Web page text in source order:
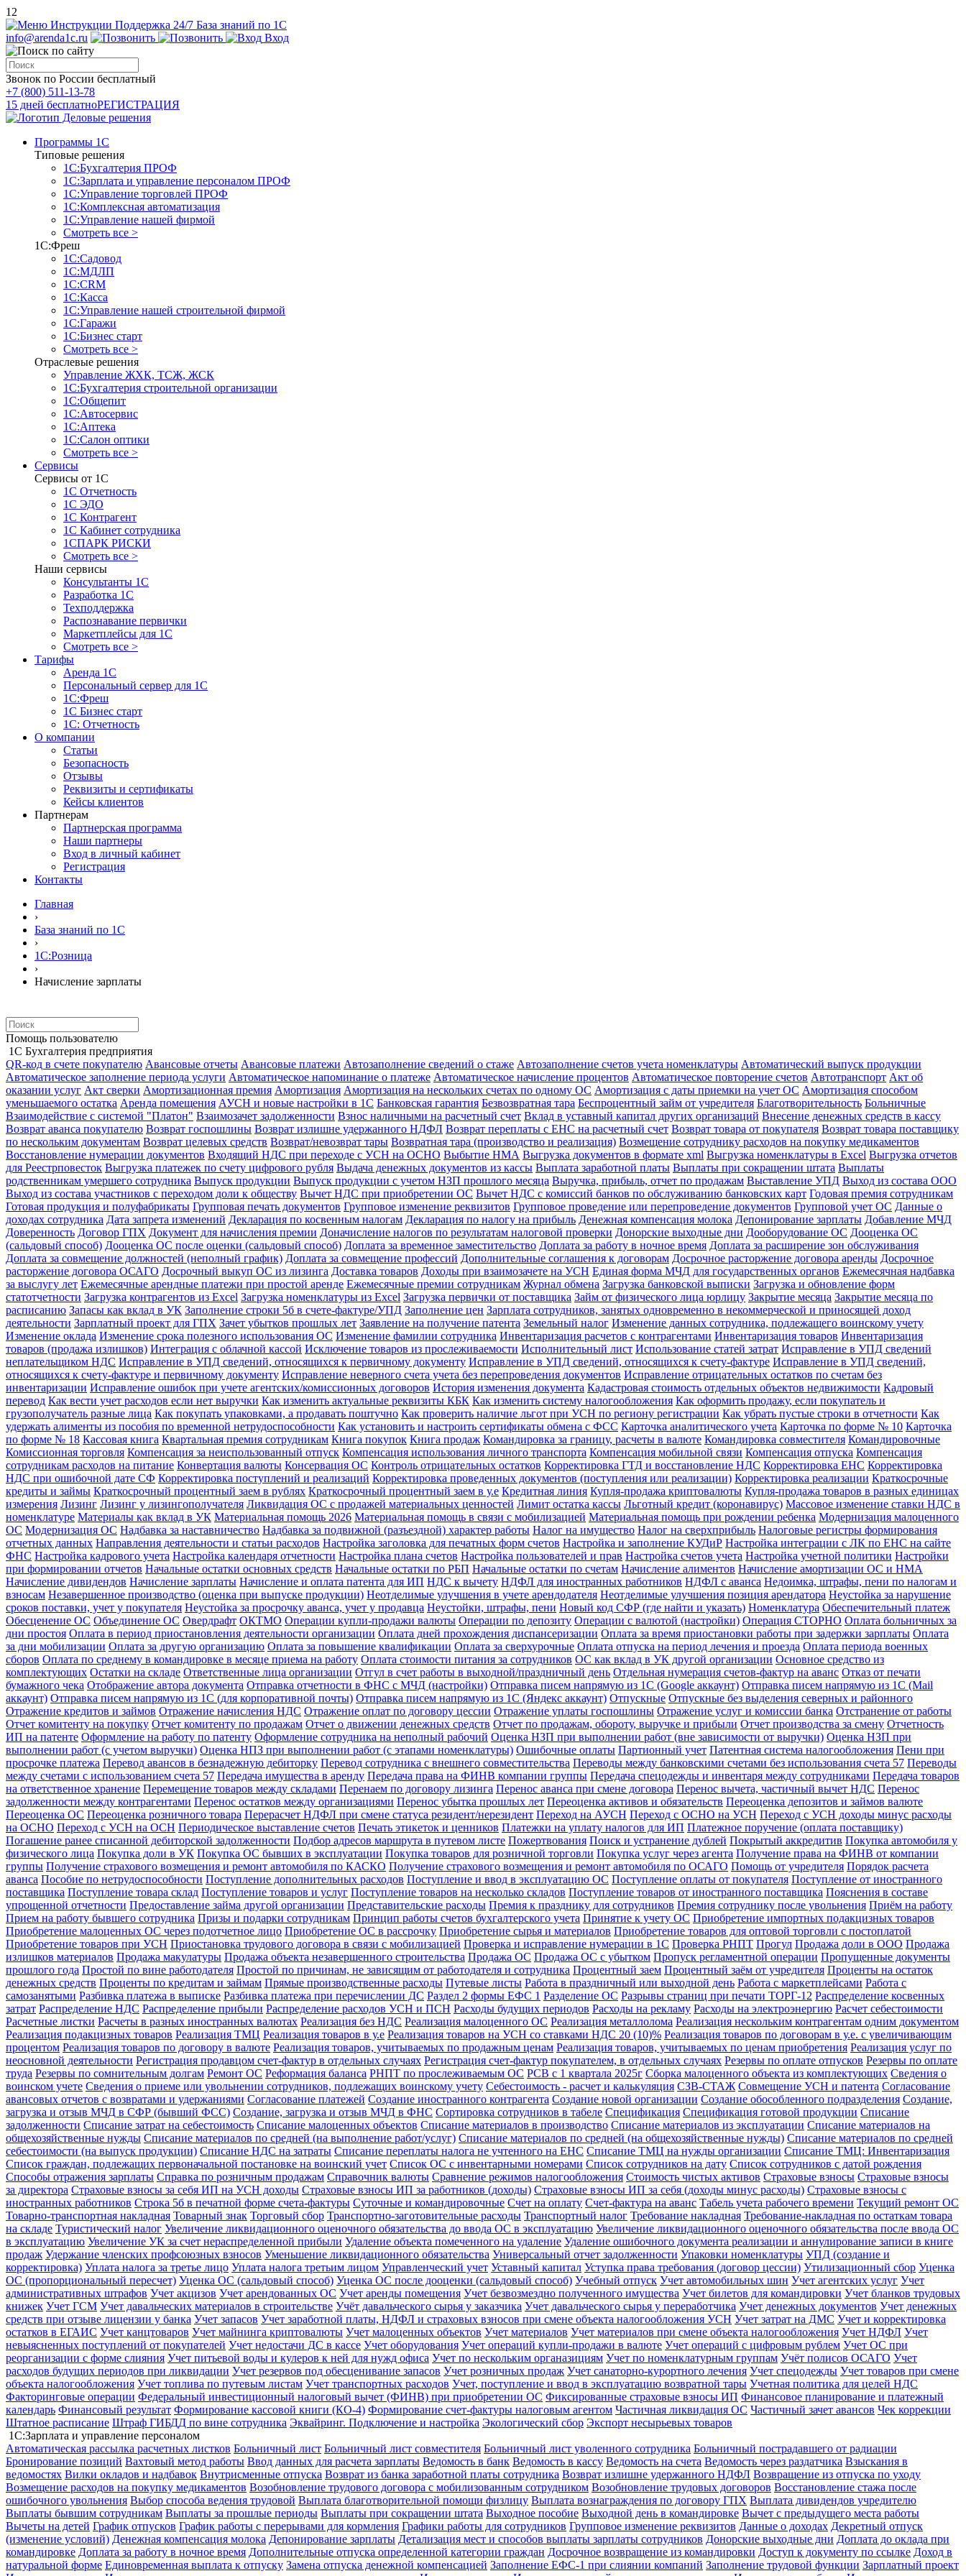
12
Инструкции Поддержка 24/7 База знаний по 1С
info@arenda1c.ru
Вход
Звонок по России бесплатный
+7 (800) 511-13-78
15 дней бесплатноРЕГИСТРАЦИЯ
Программы 1С
Типовые решения
1С:Бухгалтерия ПРОФ
1С:Зарплата и управление персоналом ПРОФ
1С:Управление торговлей ПРОФ
1С:Комплексная автоматизация
1С:Управление нашей фирмой
Смотреть все >
1С:Фреш
1С:Садовод
1С:МДЛП
1С:CRM
1С:Касса
1С:Управление нашей строительной фирмой
1С:Гаражи
1С:Бизнес старт
Смотреть все >
Отраслевые решения
Управление ЖХК, ТСЖ, ЖСК
1С:Бухгалтерия строительной организации
1С:Общепит
1С:Автосервис
1С:Аптека
1С:Салон оптики
Смотреть все >
Сервисы
Сервисы от 1С
1С Отчетность
1С ЭДО
1С Контрагент
1С Кабинет сотрудника
1СПАРК РИСКИ
Смотреть все >
Наши сервисы
Консультанты 1С
Разработка 1С
Техподдержка
Распознавание первички
Маркетплейсы для 1С
Смотреть все >
Тарифы
Аренда 1С
Персональный сервер для 1С
1С:Фреш
1С Бизнес старт
1С: Отчетность
О компании
Статьи
Безопасность
Отзывы
Реквизиты и сертификаты
Кейсы клиентов
Партнерам
Партнерская программа
Наши партнеры
Вход в личный кабинет
Регистрация
Контакты
Главная
›
База знаний по 1С
›
1С:Розница
›
Начисление зарплаты
Помощь пользователю
1С Бухгалтерия предприятия
QR-код в счете покупателю Авансовые отчеты Авансовые платежи Автозаполнение сведений о стаже Автозаполнение счетов учета номенклатуры Автоматический выпуск продукции
Автоматическое заполнение периода услуги Автоматическое напоминание о платеже Автоматическое начисление процентов Автоматическое повторение счетов Автотранспорт Акт об
оказании услуг Акт сверки Амортизационная премия Амортизация Амортизация на нескольких счетах по одному ОС Амортизация с даты приемки на учет ОС Амортизация способом
уменьшаемого остатка Аренда помещения АУСН и новые настройки в 1С Банковская гарантия Безвозвратная тара Беспроцентный займ от учредителя Благотворительность Больничные
Взаимодействие с системой "Платон" Взаимозачет задолженности Взнос наличными на расчетный счет Вклад в уставный капитал других организаций Внесение денежных средств в кассу
Возврат аванса покупателю Возврат госпошлины Возврат излишне удержанного НДФЛ Возврат переплаты с ЕНС на расчетный счет Возврат товара от покупателя Возврат товара поставщику
по нескольким документам Возврат целевых средств Возврат/невозврат тары Возвратная тара (производство и реализация) Возмещение сотруднику расходов на покупку медикаментов
Восстановление нумерации документов Входящий НДС при переходе с УСН на ОСНО Выбытие НМА Выгрузка документов в формате xml Выгрузка номенклатуры в Excel Выгрузка отчетов
для Реестрповесток Выгрузка платежек по счету цифрового рубля Выдача денежных документов из кассы Выплата заработной платы Выплаты при сокращении штата Выплаты
родственникам умершего сотрудника Выпуск продукции Выпуск продукции с учетом НЗП прошлого месяца Выручка, прибыль, отчет по продажам Выставление УПД Выход из состава ООО
Выход из состава участников с переходом доли к обществу Вычет НДС при приобретении ОС Вычет НДС с комиссий банков по обслуживанию банковских карт Годовая премия сотрудникам
Готовая продукция и полуфабрикаты Групповая печать документов Групповое изменение реквизитов Групповое проведение или перепроведение документов Групповой учет ОС Данные о
доходах сотрудника Дата запрета изменений Декларация по косвенным налогам Декларация по налогу на прибыль Денежная компенсация молока Депонирование зарплаты Добавление МЧД
Доверенность Договор ГПХ Документ для начисления премии Доначисление налогов по результатам налоговой проверки Донорские выходные дни Дооборудование ОС Дооценка ОС
(сальдовый способ) Дооценка ОС после оценки (сальдовый способ) Доплата за временное заместительство Доплата за работу в ночное время Доплата за расширение зон обслуживания
Доплата за совмещение должностей (неполный график) Доплата за совмещение профессий Дополнительные соглашения к договорам Досрочное расторжение договора аренды Досрочное
расторжение договора ОСАГО Досрочный выкуп ОС из лизинга Доставка товаров Доходы при взаимозачете на УСН Единая форма МЧД для государственных органов Ежемесячная надбавка
за выслугу лет Ежемесячные арендные платежи при простой аренде Ежемесячные премии сотрудникам Журнал обмена Загрузка банковской выписки Загрузка и обновление форм
статотчетности Загрузка контрагентов из Excel Загрузка номенклатуры из Excel Загрузка первички от поставщика Займ от физического лица юрлицу Закрытие месяца Закрытие месяца по
расписанию Запасы как вклад в УК Заполнение строки 5б в счете-фактуре/УПД Заполнение цен Зарплата сотрудников, занятых одновременно в некоммерческой и приносящей доход
деятельности Зарплатный проект для ГПХ Зачет убытков прошлых лет Заявление на получение патента Земельный налог Изменение данных сотрудника, подлежащего воинскому учету
Изменение оклада Изменение срока полезного использования ОС Изменение фамилии сотрудника Инвентаризация расчетов с контрагентами Инвентаризация товаров Инвентаризация
товаров (продажа излишков) Интеграция с облачной кассой Исключение товаров из прослеживаемости Исполнительный лист Использование статей затрат Исправление в УПД сведений
неплательщиком НДС Исправление в УПД сведений, относящихся к первичному документу Исправление в УПД сведений, относящихся к счету-фактуре Исправление в УПД сведений,
относящихся к счету-фактуре и первичному документу Исправление неверного счета учета без перепроведения документов Исправление отрицательных остатков по счетам без
инвентаризации Исправление ошибок при учете агентских/комиссионных договоров История изменения документа Кадастровая стоимость отдельных объектов недвижимости Кадровый
перевод Как вести учет расходов если нет выручки Как изменить актуальные реквизиты КБК Как изменить систему налогообложения Как оформить продажу, если покупатель и
грузополучатель разные лица Как покупать упаковками, а продавать поштучно Как проверить наличие льгот при УСН по региону регистрации Как убрать пустые строки в отчетности Как
удержать алименты из пособия по временной нетрудоспособности Как установить и настроить сертификаты обмена с ФСС Карточка аналитического учета Карточка по форме № 10 Карточка
по форме № 18 Кассовая книга Квартальная премия сотрудникам Книга покупок Книга продаж Командировка за границу, расчеты в валюте Командировка совместителя Командировочные
Комиссионная торговля Компенсация за неиспользованный отпуск Компенсация использования личного транспорта Компенсация мобильной связи Компенсация отпуска Компенсация
сотрудникам расходов на питание Конвертация валюты Консервация ОС Контроль отрицательных остатков Корректировка ГТД и восстановление НДС Корректировка ЕНС Корректировка
НДС при ошибочной дате СФ Корректировка поступлений и реализаций Корректировка проведенных документов (поступления или реализации) Корректировка реализации Краткосрочные
кредиты и займы Краткосрочный процентный заем в рублях Краткосрочный процентный заем в у.е Кредитная линия Купля-продажа криптовалюты Купля-продажа товаров в разных единицах
измерения Лизинг Лизинг у лизингополучателя Ликвидация ОС с продажей материальных ценностей Лимит остатка кассы Льготный кредит (коронавирус) Массовое изменение ставки НДС в
номенклатуре Материалы как вклад в УК Материальная помощь 2026 Материальная помощь в связи с мобилизацией Материальная помощь при рождении ребенка Модернизация малоценного
ОС Модернизация ОС Надбавка за наставничество Надбавка за подвижной (разъездной) характер работы Налог на имущество Налог на сверхприбыль Налоговые регистры формирования
отчетных данных Направления деятельности и статьи расходов Настройка заголовка для печатных форм счетов Настройка и заполнение КУДиР Настройка интеграции с ЛК по ЕНС на сайте
ФНС Настройка кадрового учета Настройка календаря отчетности Настройка плана счетов Настройка пользователей и прав Настройка счетов учета Настройка учетной политики Настройки
при формировании отчетов Начальные остатки основных средств Начальные остатки по РБП Начальные остатки по счетам Начисление алиментов Начисление амортизации ОС и НМА
Начисление дивидендов Начисление зарплаты Начисление и оплата патента для ИП НДС к вычету НДФЛ для иностранных работников НДФЛ с аванса Недоимка, штрафы, пени по налогам и
взносам Незавершенное производство (оценка при выпуске продукции) Неотделимые улучшения в учете арендодателя Неотделимые улучшения позиция арендатора Неустойка за нарушение
сроков поставки, учет у покупателя Неустойка за просрочку аванса, учет у продавца Неустойки, штрафы, пени Новый код СФР (где найти и указать) Номенклатура Обеспечительный платеж
Обесценение ОС Объединение ОС Овердрафт ОКТМО Операции купли-продажи валюты Операции по депозиту Операции с валютой (настройки) Операция СТОРНО Оплата больничных за
дни простоя Оплата в период приостановления деятельности организации Оплата дней прохождения диспансеризации Оплата за время приостановки работы при задержки зарплаты Оплата
за дни мобилизации Оплата за другую организацию Оплата за повышение квалификации Оплата за сверхурочные Оплата отпуска на период лечения и проезда Оплата периода военных
сборов Оплата по среднему в командировке в месяце приема на работу Оплата стоимости питания за сотрудников ОС как вклад в УК другой организации Основное средство из
комплектующих Остатки на складе Ответственные лица организации Отгул в счет работы в выходной/праздничный день Отдельная нумерация счетов-фактур на аванс Отказ от печати
бумажного чека Отображение автора документа Отправка отчетности в ФНС с МЧД (настройки) Отправка писем напрямую из 1С (Google аккаунт) Отправка писем напрямую из 1С (Mail
аккаунт) Отправка писем напрямую из 1С (для корпоративной почты) Отправка писем напрямую из 1С (Яндекс аккаунт) Отпускные Отпускные без выделения северных и районного
Отражение кредитов и займов Отражение начисления НДС Отражение оплат по договору цессии Отражение уплаты госпошлины Отражение услуг и комиссии банка Отстранение от работы
Отчет комитенту на покупку Отчет комитенту по продажам Отчет о движении денежных средств Отчет по продажам, обороту, выручке и прибыли Отчет производства за смену Отчетность
ИП на патенте Оформление на работу по патенту Оформление сотрудника на неполный рабочий Оценка НЗП при выполнении работ (вне зависимости от выручки) Оценка НЗП при
выполнении работ (с учетом выручки) Оценка НПЗ при выполнении работ (с этапами номенклатуры) Ошибочные оплаты Партионный учет Патентная система налогообложения Пени при
просрочке платежа Перевод авансов в безнадежную дебиторку Перевод сотрудника с внешнего совместительства Переводы между банковскими счетами без использования счета 57 Переводы
между счетами с использованием счета 57 Передача имущества в аренду Передача права на ФИНВ компании группы Передача спецодежды и инвентаря между сотрудниками Передача товаров
на ответственное хранение Перемещение товаров между складами Перенаем по договору лизинга Перенос аванса при смене договора Перенос вычета, частичный вычет НДС Перенос
задолженности между контрагентами Перенос остатков между организациями Перенос убытка прошлых лет Переоценка активов и обязательств Переоценка депозитов и займов валюте
Переоценка ОС Переоценка розничного товара Перерасчет НДФЛ при смене статуса резидент/нерезидент Переход на АУСН Переход с ОСНО на УСН Переход с УСН доходы минус расходы
на ОСНО Переход с УСН на ОСН Периодическое выставление счетов Печать этикеток и ценников Платежки на уплату налогов для ИП Платежное поручение (оплата поставщику)
Погашение ранее списанной дебиторской задолженности Подбор адресов маршрута в путевом листе Пожертвования Поиск и устранение дублей Покрытый аккредитив Покупка автомобиля у
физического лица Покупка доли в УК Покупка ОС бывших в эксплуатации Покупка товаров для розничной торговли Покупка услуг через агента Получение права на ФИНВ от компании
группы Получение страхового возмещения и ремонт автомобиля по КАСКО Получение страхового возмещения и ремонт автомобиля по ОСАГО Помощь от учредителя Порядок расчета
аванса Пособие по нетрудоспособности Поступление дополнительных расходов Поступление и ввод в эксплуатацию ОС Поступление оплаты от покупателя Поступление от иностранного
поставщика Поступление товара склад Поступление товаров и услуг Поступление товаров на несколько складов Поступление товаров от иностранного поставщика Пояснения в составе
упрощенной отчетности Предоставление займа другой организации Представительские расходы Премия к празднику для сотрудников Премия сотруднику после увольнения Приём на работу
Прием на работу бывшего сотрудника Призы и подарки сотрудникам Принцип работы счетов бухгалтерского учета Принятие к учету ОС Приобретение импортных подакцизных товаров
Приобретение малоценных ОС через подотчетное лицо Приобретение ОС в рассрочку Приобретение сырья и материалов Приобретение товаров для оптовой торговли с постоплатой
Приобретение товаров при УСН Приостановка трудового договора в связи с мобилизацией Проверка и исправление нумерации в 1С Проверка РНПТ Прогул Продажа доли в ООО Продажа
излишков материалов Продажа макулатуры Продажа объекта незавершенного строительства Продажа ОС Продажа ОС с убытком Пропуск регламентной операции Пропущенные документы
прошлого года Простой по вине работодателя Простой по причинам, не зависящим от работодателя и сотрудника Процентный заем Процентный заём от учредителя Проценты на остаток
денежных средств Проценты по кредитам и займам Прямые производственные расходы Путевые листы Работа в праздничный или выходной день Работа с маркетплейсами Работа с
самозанятыми Разбивка платежа в выписке Разбивка платежа при перечислении ДС Раздел 2 формы ЕФС 1 Разделение ОС Разрывы страниц при печати ТОРГ-12 Распределение косвенных
затрат Распределение НДС Распределение прибыли Распределение расходов УСН и ПСН Расходы будущих периодов Расходы на рекламу Расходы на электроэнергию Расчет себестоимости
Расчетные листки Расчеты в разных иностранных валютах Реализация без НДС Реализация малоценного ОС Реализация металлолома Реализация нескольким контрагентам одним документом
Реализация подакцизных товаров Реализация ТМЦ Реализация товаров в у.е Реализация товаров на УСН со ставками НДС 20 (10)% Реализация товаров по договорам в у.е. с увеличивающим
процентом Реализация товаров по договору в валюте Реализация товаров, учитываемых по продажным ценам Реализация товаров, учитываемых по ценам приобретения Реализация услуг по
неосновной деятельности Регистрация продавцом счет-фактур в отдельных случаях Регистрация счет-фактур покупателем, в отдельных случаях Резервы по оплате отпусков Резервы по оплате
труда Резервы по сомнительным долгам Ремонт ОС Реформация баланса РНПТ по прослеживаемым ОС РСВ с 1 квартала 2025г Сборка малоценного объекта из комплектующих Сведения о
воинском учете Сведения о приеме или увольнении сотрудников, подлежащих воинскому учету Себестоимость - расчет и калькуляция СЗВ-СТАЖ Совмещение УСН и патента Согласование
авансовых отчетов с возвратами и удержаниями Согласование платежей Создание иностранного контрагента Создание новой организации Создание обособленного подразделения Создание,
загрузка и отзыв МЧД в СФР (бывший ФСС) Создание, загрузка и отзыв МЧД в ФНС Сортировка сотрудников в табеле Спецификация Спецификация готовой продукции Списание
задолженности Списание затрат на себестоимость Списание малоценных объектов Списание материалов в производство Списание материалов из эксплуатации Списание материалов на
общехозяйственные нужды Списание материалов по средней (на выполнение работ/услуг) Списание материалов по средней (на общехозяйственные нужды) Списание материалов по средней
себестоимости (на выпуск продукции) Списание НДС на затраты Списание переплаты налога не учтенного на ЕНС Списание ТМЦ на нужды организации Списание ТМЦ: Инвентаризация
Список граждан, подлежащих первоначальной постановке на воинский учет Список ОС с инвентарными номерами Список сотрудников на дату Список сотрудников с датой рождения
Способы отражения зарплаты Справка по розничным продажам Справочник валюты Сравнение режимов налогообложения Стоимость чистых активов Страховые взносы Страховые взносы
за директора Страховые взносы за себя ИП на УСН доходы Страховые взносы ИП за работников (доходы) Страховые взносы ИП за себя (доходы минус расходы) Страховые взносы с
иностранных работников Строка 5б в печатной форме счета-фактуры Суточные и командировочные Счет на оплату Счет-фактура на аванс Табель учета рабочего времени Текущий ремонт ОС
Товарно-транспортная накладная Товарный знак Торговый сбор Транспортно-заготовительные расходы Транспортный налог Требование накладная Требование-накладная по остаткам товара
на складе Туристический налог Увеличение ликвидационного оценочного обязательства до ввода ОС в эксплуатацию Увеличение ликвидационного оценочного обязательства после ввода ОС
в эксплуатацию Увеличение УК за счет нераспределенной прибыли Удаление объекта помеченного на удаление Удаление ошибочного документа реализации и аннулирование записи в книге
продаж Удержание членских профсоюзных взносов Уменьшение ликвидационного обязательства Универсальный отчет задолженности Упаковки номенклатуры УПД (создание и
корректировка) Уплата налога за третье лицо Уплата налога третьим лицом Управленческий учет Уставный капитал Уступка права требования (договор цессии) Утилизационный сбор Уценка
ОС (пропорциональный пересчет) Уценка ОС (сальдовый способ) Уценка ОС после дооценки (сальдовый способ) Учебный отпуск Учет автомобильных шин Учет агентских услуг Учет
административных штрафов Учет акцизов Учет арендованных ОС Учет аренды помещения Учет безвозмездно полученного имущества Учет билетов для командировки Учет бланков трудовых
книжек Учет ГСМ Учет давальческих материалов в строительстве Учёт давальческого сырья у заказчика Учет давальческого сырья у переработчика Учет денежных документов Учет денежных
средств при отзыве лицензии у банка Учет запасов Учет заработной платы, НДФЛ и страховых взносов при смене объекта налогообложения УСН Учет затрат на ДМС Учет и корректировка
остатков в ЕГАИС Учет канцтоваров Учет майнинга криптовалюты Учет малоценных объектов Учет материалов Учет материалов при смене объекта налогообложения Учет НДФЛ Учет
невыясненных поступлений от покупателей Учет недостачи ДС в кассе Учет оборудования Учет операций купли-продажи в валюте Учет операций с цифровым рублем Учет ОС при
реорганизации с форме слияния Учет питьевой воды и кулеров к ней для нужд офиса Учет по нескольким органазициям Учет по номенклатурным группам Учёт полисов ОСАГО Учет
расходов будущих периодов при ликвидации Учет резервов под обесценивание запасов Учет розничных продаж Учет санаторно-курортного лечения Учет спецодежды Учет товаров при смене
объекта налогообложения Учет топлива по путевым листам Учет транспортных расходов Учет, поступление и ввод в эксплуатацию возвратной тары Учетная политика для целей НДС
Факторинговые операции Федеральный инвестиционный налоговый вычет (ФИНВ) при приобретении ОС Фиксированные страховые взносы ИП Финансовое планирование и платежный
календарь Финансовый результат Формирование кассовой книги (КО-4) Формирование счет-фактуры налоговым агентом Частичная ликвидация ОС Частичный зачет авансов Чек коррекции
Штатное расписание Штраф ГИБДД по вине сотрудника Эквайринг. Подключение и настройка Экологический сбор Экспорт несырьевых товаров
1С:Зарплата и управление персоналом
Автоматическая рассылка расчетных листков Больничный лист Больничный лист совместителя Больничный лист уволенного сотрудника Больничный пострадавшего от радиации
Бронирование позиций Вахтовый метод работы Ввод данных для расчета зарплаты Ведомость в банк Ведомость в кассу Ведомость на счета Ведомость через раздатчика Взыскания в
ведомостях Вилки окладов и надбавок Внутрисменные отпуска Возврат из банка заработной платы сотрудника Возврат излишне удержанного НДФЛ Возвращение из отпуска по уходу
Возмещение расходов на покупку медикаментов Возобновление трудового договора с мобилизованным сотрудником Возобновление трудовых договоров Восстановление стажа после
ошибочного увольнения Выбор способа ведения трудовой Выплата благотворительной помощи физлицу Выплата вознаграждения по договору ГПХ Выплата дивидендов учредителю
Выплаты бывшим сотрудникам Выплаты за прошлые периоды Выплаты при сокращении штата Выходное пособие Выходной день в командировке Вычет с предыдущего места работы
Вычеты на детей График отпусков График работы с перерывами для кормления Графики работы для сотрудников Групповое изменение реквизитов Данные о доходах Декретный отпуск
(изменение условий) Денежная компенсация молока Депонирование зарплаты Детализация мест и способов выплаты зарплаты сотрудников Донорские выходные дни Доплата до оклада при
командировке Доплата за работу в ночное время Дополнительные отпуска определенной категории граждан Досрочное возвращение из командировки Доступ к документу по ссылке Доход в
натуральной форме Единовременная выплата к отпуску Замена отпуска денежной компенсацией Заполнение ЕФС-1 при слиянии компаний Заполнение трудовой функции Зарплатный проект